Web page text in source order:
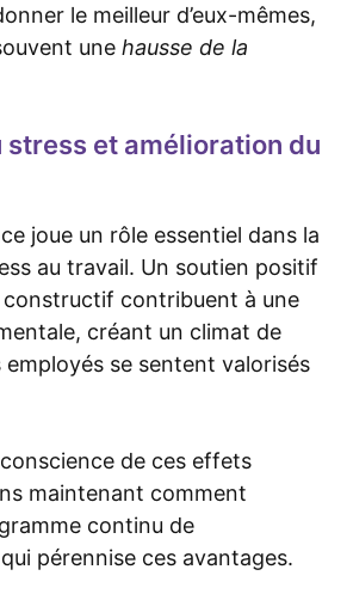
le meilleur d’eux-mêmes,
une hausse de la
stress et amélioration du
joue un rôle essentiel dans la
au travail. Un soutien positif
contribuent à une
créant un climat de
se sentent valorisés
de ces effets
maintenant comment
continu de
pérennise ces avantages.